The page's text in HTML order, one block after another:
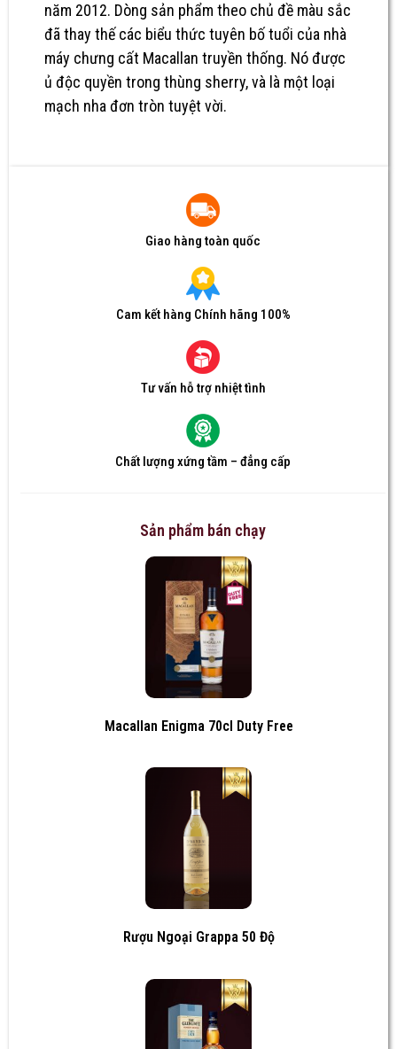
năm 2012. Dòng sản phẩm theo chủ đề màu sắc
đã thay thế các biểu thức tuyên bố tuổi của nhà
máy chưng cất Macallan truyền thống. Nó được
ủ độc quyền trong thùng sherry, và là một loại
mạch nha đơn tròn tuyệt vời.
Giao hàng toàn quốc
Cam kết hàng Chính hãng 100%
Tư vấn hỗ trợ nhiệt tình
Chất lượng xứng tầm – đẳng cấp
Sản phẩm bán chạy
Macallan Enigma 70cl Duty Free
Rượu Ngoại Grappa 50 Độ